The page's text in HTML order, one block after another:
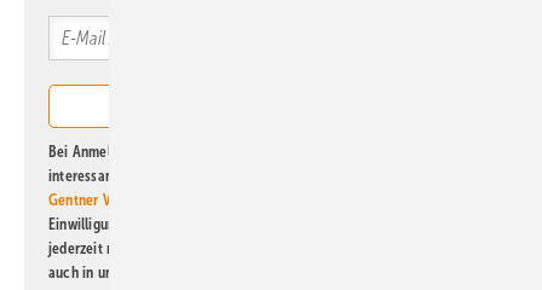
Bei Anmeldung zu diesem Newsletter bin ich damit einverstanden, über
interessante Verlags- und Online-Angebote
Gentner Verlag GmbH & Co. KG
Einwilligung kann ich jederzeit widerrufen und eine Abmeldung ist
jederzeit möglich. Informationen zum Umgang mit Daten finden Sie
auch in unserer